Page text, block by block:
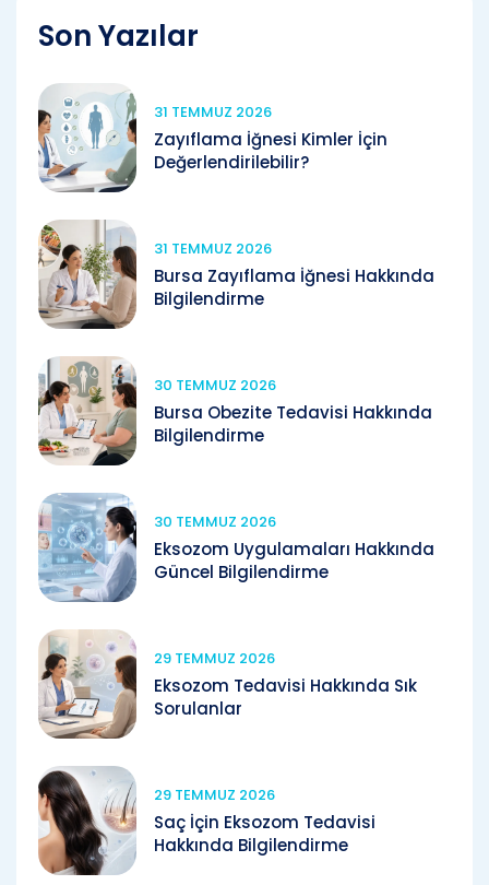
Son Yazılar
31 TEMMUZ 2026
Zayıflama İğnesi Kimler İçin
Değerlendirilebilir?
31 TEMMUZ 2026
Bursa Zayıflama İğnesi Hakkında
Bilgilendirme
30 TEMMUZ 2026
Bursa Obezite Tedavisi Hakkında
Bilgilendirme
30 TEMMUZ 2026
Eksozom Uygulamaları Hakkında
Güncel Bilgilendirme
29 TEMMUZ 2026
Eksozom Tedavisi Hakkında Sık
Sorulanlar
29 TEMMUZ 2026
Saç İçin Eksozom Tedavisi
Hakkında Bilgilendirme